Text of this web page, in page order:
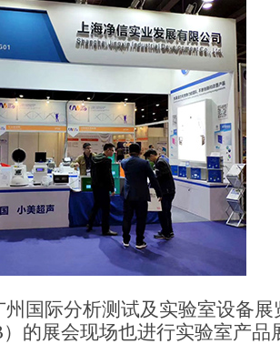
州国际分析测试及实验室设备
）的展会现场也进行实验室产品